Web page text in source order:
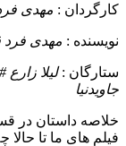
کارگردان : مهدی
نويسنده : مهدی فرد
ستارگان :لیلا
جاویدنیا
خلاصه داستان در
فیلم های ما تا